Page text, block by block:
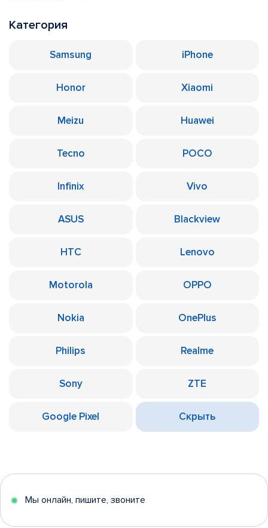
Категория
Samsung iPhone
Honor Xiaomi
Meizu Huawei
Tecno POCO
Infinix Vivo
ASUS Blackview
HTC Lenovo
Motorola OPPO
Nokia OnePlus
Philips Realme
Sony ZTE
Google Pixel Скрыть
Мы онлайн, пишите, звоните